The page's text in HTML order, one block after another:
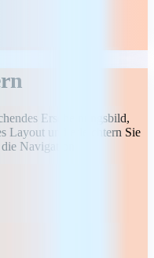
Erscheinungsbild,
Layout und erleichtern Sie
Navigation.